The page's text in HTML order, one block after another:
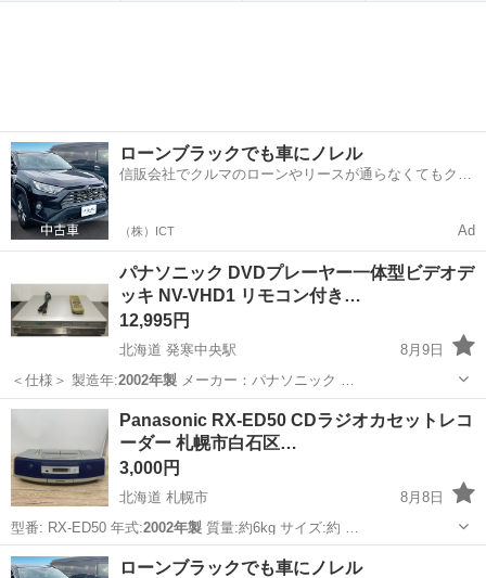
ローンブラックでも車にノレル
信販会社でクルマのローンやリースが通らなくてもクル
（株）ICT Ad
パナソニック DVDプレーヤー一体型ビデオデ
ッキ NV-VHD1 リモコン付き…
12,995円
北海道 発寒中央駅
8月9日
＜仕様＞ 製造年:2002年製 メーカー：パナソニック …
北海道 札幌市 映像プレーヤー、レコーダー
Panasonic RX-ED50 CDラジオカセットレコ
ーダー 札幌市白石区…
3,000円
北海道 札幌市
8月8日
型番: RX-ED50 年式:2002年製質量:約6kg サイズ:約 …
北海道 札幌市 オーディオ
ローンブラックでも車にノレル